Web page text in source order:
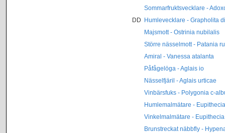
Sommarfruktsvecklare -
DD Humlevecklare - Grapholita
Majsmott - Ostrinia nubilalis
Större nässelmott - Patania
Amiral - Vanessa atalanta
Påfågelöga - Aglais io
Nässelfjäril - Aglais urticae
Vinbärsfuks - Polygonia c-
Humlemalmätare -
Vinkelmalmätare -
Brunstreckat näbbfly -